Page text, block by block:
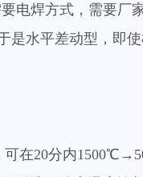
电焊方式，需要厂
水平差动型，即
在20分内